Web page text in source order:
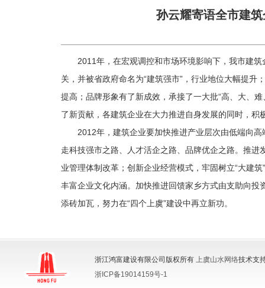
孙云耀寄语全市建
2011年，在宏观调控和市场环境影响下，我市建
关，并被省政府命名为“建筑强市”，行业地位大幅提
提高；品牌形象有了新成效，承接了一大批“高、大、
了新贡献，各建筑企业在大力推进自身发展的同时，积
2012年，建筑企业要加快推进产业层次由低端向
走科技强市之路、人才活企之路、品牌优企之路。推
业管理体制改革；创新企业经营模式，牢固树立“大建
丰富企业文化内涵。加快推进回馈家乡方式由支助向
添砖加瓦，努力在“四个上虞”建设中再立新功。
浙江鸿富建设有限公司版权所有 上虞山水网络技术支
浙ICP备19014159号-1